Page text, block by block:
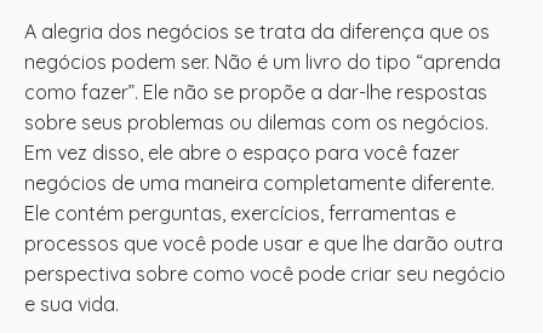
A alegria dos negócios se trata da diferença que os
negócios podem ser. Não é um livro do tipo “aprenda
como fazer”. Ele não se propõe a dar-lhe respostas
sobre seus problemas ou dilemas com os negócios.
Em vez disso, ele abre o espaço para você fazer
negócios de uma maneira completamente diferente.
Ele contém perguntas, exercícios, ferramentas e
processos que você pode usar e que lhe darão outra
perspectiva sobre como você pode criar seu negócio
e sua vida.